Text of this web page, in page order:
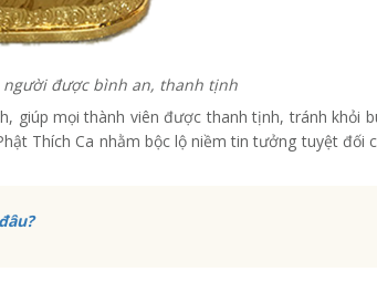
người được bình an, thanh tịnh
giúp mọi thành viên được thanh tịnh, tránh khỏi
Thích Ca nhằm bộc lộ niềm tin tưởng tuyệt đối